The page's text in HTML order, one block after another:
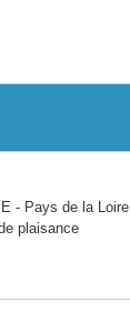
- Pays de la Loire
plaisance